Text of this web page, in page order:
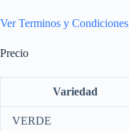
Ver Terminos y Condiciones
Precio
Variedad
VERDE